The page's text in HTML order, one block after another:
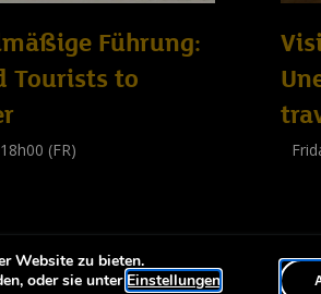
Führung:
Tourists to
(FR)
Website zu bieten.
oder sie unter Einstellungen